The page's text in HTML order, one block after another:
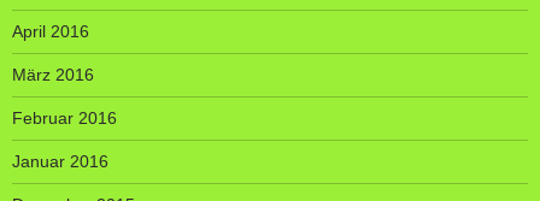
April 2016
März 2016
Februar 2016
Januar 2016